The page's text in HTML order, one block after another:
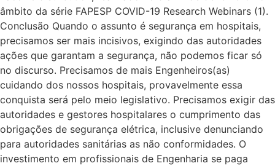
âmbito da série FAPESP COVID-19 Research Webinars (1).
Conclusão Quando o assunto é segurança em hospitais,
precisamos ser mais incisivos, exigindo das autoridades
ações que garantam a segurança, não podemos ficar só
no discurso. Precisamos de mais Engenheiros(as)
cuidando dos nossos hospitais, provavelmente essa
conquista será pelo meio legislativo. Precisamos exigir das
autoridades e gestores hospitalares o cumprimento das
obrigações de segurança elétrica, inclusive denunciando
para autoridades sanitárias as não conformidades. O
investimento em profissionais de Engenharia se paga